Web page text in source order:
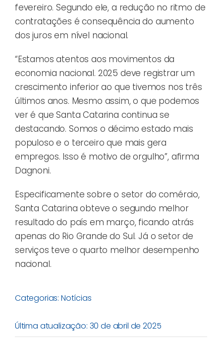
fevereiro. Segundo ele, a redução no ritmo de
contratações é consequência do aumento
dos juros em nível nacional.
“Estamos atentos aos movimentos da
economia nacional. 2025 deve registrar um
crescimento inferior ao que tivemos nos três
últimos anos. Mesmo assim, o que podemos
ver é que Santa Catarina continua se
destacando. Somos o décimo estado mais
populoso e o terceiro que mais gera
empregos. Isso é motivo de orgulho”, afirma
Dagnoni.
Especificamente sobre o setor do comércio,
Santa Catarina obteve o segundo melhor
resultado do país em março, ficando atrás
apenas do Rio Grande do Sul. Já o setor de
serviços teve o quarto melhor desempenho
nacional.
Categorias: Notícias
Última atualização: 30 de abril de 2025